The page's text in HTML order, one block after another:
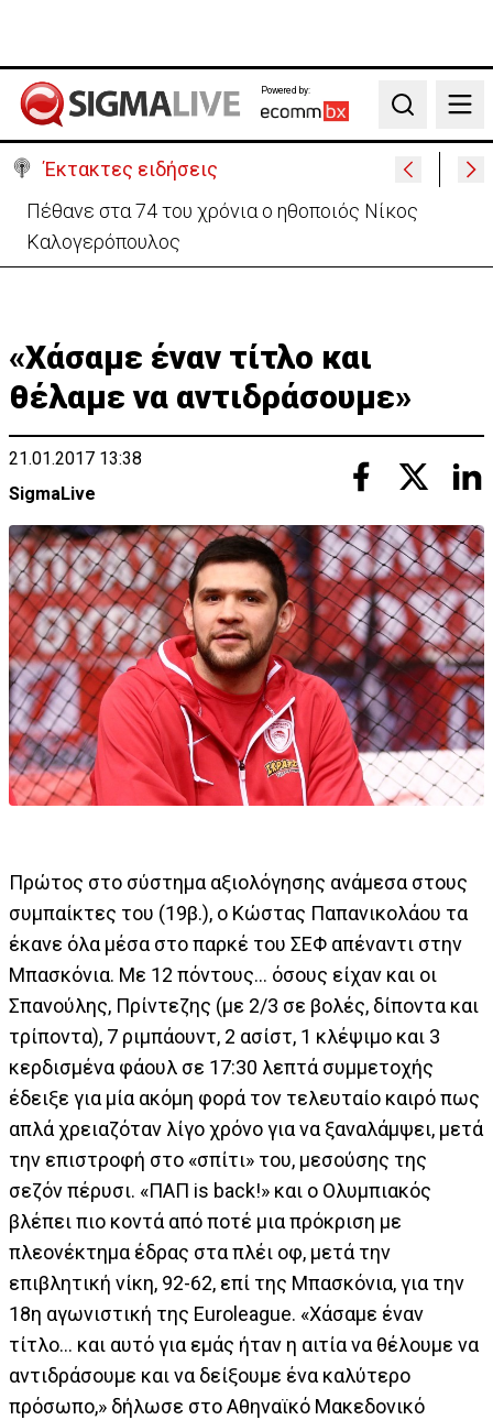
Powered by:
Search
Έκτακτες ειδήσεις
Πέθανε στα 74 του χρόνια ο ηθοποιός Νίκος
Καλογερόπουλος
«Χάσαμε έναν τίτλο και
θέλαμε να αντιδράσουμε»
21.01.2017 13:38
SigmaLive
Πρώτος στο σύστημα αξιολόγησης ανάμεσα στους
συμπαίκτες του (19β.), ο Κώστας Παπανικολάου τα
έκανε όλα μέσα στο παρκέ του ΣΕΦ απέναντι στην
Μπασκόνια. Με 12 πόντους... όσους είχαν και οι
Σπανούλης, Πρίντεζης (με 2/3 σε βολές, δίποντα και
τρίποντα), 7 ριμπάουντ, 2 ασίστ, 1 κλέψιμο και 3
κερδισμένα φάουλ σε 17:30 λεπτά συμμετοχής
έδειξε για μία ακόμη φορά τον τελευταίο καιρό πως
απλά χρειαζόταν λίγο χρόνο για να ξαναλάμψει, μετά
την επιστροφή στο «σπίτι» του, μεσούσης της
σεζόν πέρυσι. «ΠΑΠ is back!» και ο Ολυμπιακός
βλέπει πιο κοντά από ποτέ μια πρόκριση με
πλεονέκτημα έδρας στα πλέι οφ, μετά την
επιβλητική νίκη, 92-62, επί της Μπασκόνια, για την
18η αγωνιστική της Euroleague. «Χάσαμε έναν
τίτλο... και αυτό για εμάς ήταν η αιτία να θέλουμε να
αντιδράσουμε και να δείξουμε ένα καλύτερο
πρόσωπο,» δήλωσε στο Αθηναϊκό Μακεδονικό